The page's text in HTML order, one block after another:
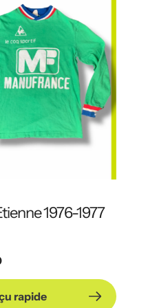
1976-1977
rapide